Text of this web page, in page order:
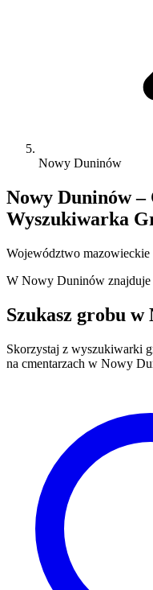
Nowy Duninów
Nowy Duninów –
Wyszukiwarka
Województwo mazowieckie
W Nowy Duninów znajduje
Szukasz grobu w
Skorzystaj z wyszukiwarki
na cmentarzach w Nowy